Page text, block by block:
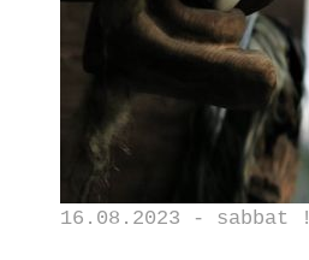
16.08.2023 - sabbat !